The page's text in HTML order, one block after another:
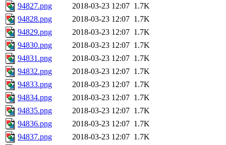
94827.png
2018-03-23 12:07 1.7K
94828.png
2018-03-23 12:07 1.7K
94829.png
2018-03-23 12:07 1.7K
94830.png
2018-03-23 12:07 1.7K
94831.png
2018-03-23 12:07 1.7K
94832.png
2018-03-23 12:07 1.7K
94833.png
2018-03-23 12:07 1.7K
94834.png
2018-03-23 12:07 1.7K
94835.png
2018-03-23 12:07 1.7K
94836.png
2018-03-23 12:07 1.7K
94837.png
2018-03-23 12:07 1.7K